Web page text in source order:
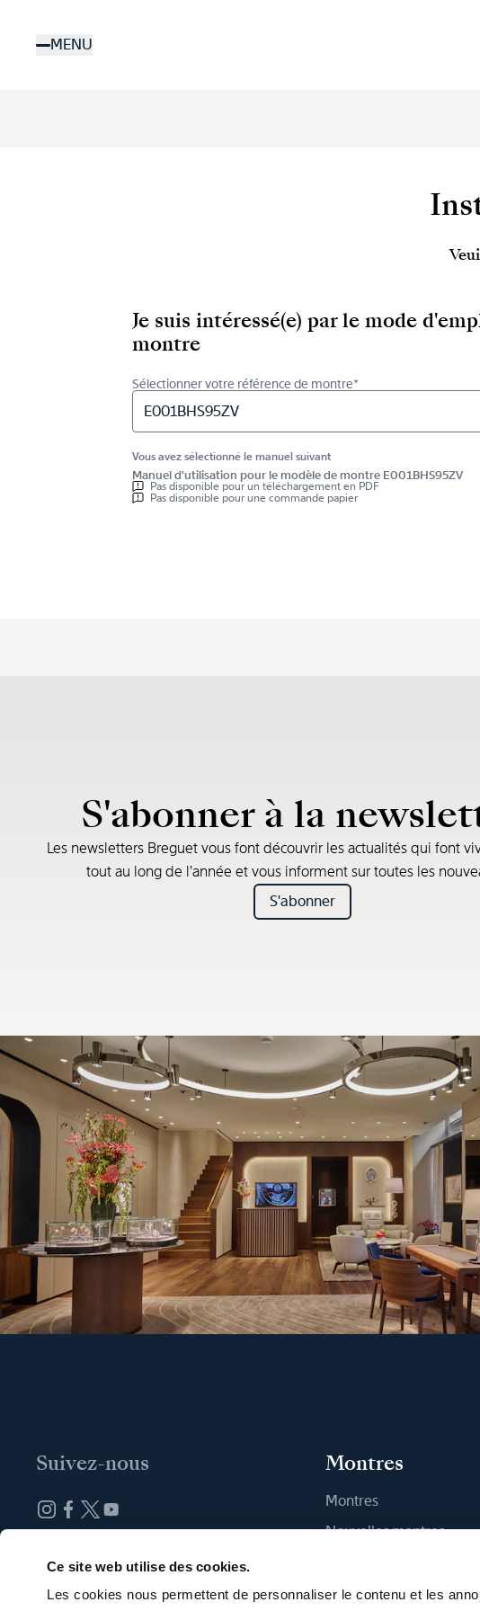
Ce site web utilise des cookies.
Les cookies nous permettent de personnaliser le contenu et les
MENU
Je suis intéressé(e) par le mode
montre
Sélectionner votre référence de montre*
E001BHS95ZV
Vous avez sélectionné le manuel suivant
Manuel d'utilisation pour le modèle de montre E001BHS95ZV
Pas disponible pour un téléchargement en PDF
Pas disponible pour une commande papier
S'abonner à la
Les newsletters Breguet vous font découvrir les actualités qui font
tout au long de l’année et vous informent sur toutes les
S'abonner
Suivez-nous Montres
Montres
Nouvelles montres